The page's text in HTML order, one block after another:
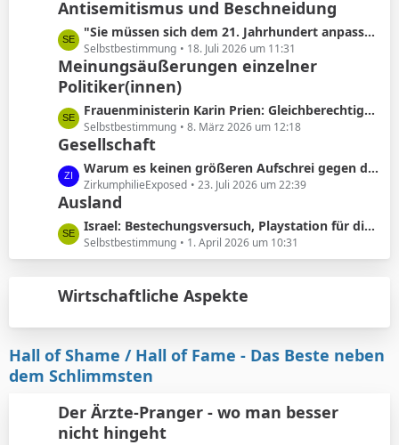
g
e
t
r
ä
g
e
t
z
t
e
B
e
i
r
ä
g
e
Antisemitismus und Beschneidung
L
e
t
z
e
B
e
i
r
ä
g
e
"Sie müssen sich dem 21. Jahrhundert anpassen"
Selbstbestimmung 18. Juli 2026 um 11:31
Meinungsäußerungen einzelner
Politiker(innen)
L
e
t
z
t
e
e
r
ä
g
Frauenministerin Karin Prien: Gleichberechtigung sei ..kein nettes Zugeständnis ..sondern ein Verfassungsauftrag
Selbstbestimmung 8. März 2026 um 12:18
Gesellschaft
L
e
t
z
t
e
e
t
r
ä
g
Warum es keinen größeren Aufschrei gegen die Vorhautbeschneidung gibt.
ZirkumphilieExposed 23. Juli 2026 um 22:39
Ausland
L
e
t
t
B
e
t
r
ä
g
Israel: Bestechungsversuch, Playstation für die werdenden Eltern
Selbstbestimmung 1. April 2026 um 10:31
Wirtschaftliche Aspekte
Hall of Shame / Hall of Fame - Das Beste neben
dem Schlimmsten
Der Ärzte-Pranger - wo man besser
nicht hingeht